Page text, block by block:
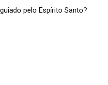
pelo Espírito Santo?